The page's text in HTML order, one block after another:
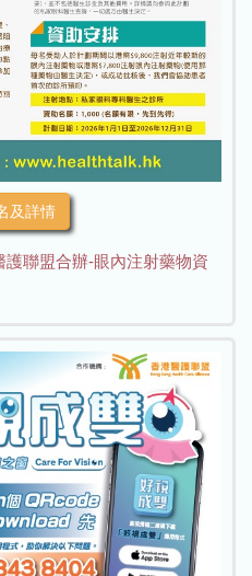
及詳情
聯盟合辦-眼內注射藥物資